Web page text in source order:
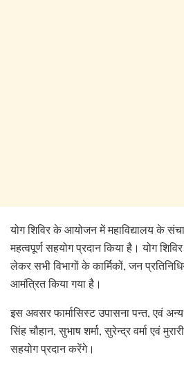
योग शिविर के आयोजन में महाविद्यालय के
महत्वपूर्ण सहयोग प्रदान किया है। योग
लेकर सभी विभागों के कार्मिकों, जन
आमंत्रित किया गया है।
इस अवसर फार्मासिस्ट उपासना पन्त, एवं
सिंह चौहान, सुभाष शर्मा, सुरेन्द्र वर्मा एवं‌
सहयोग प्रदान करेंगे।